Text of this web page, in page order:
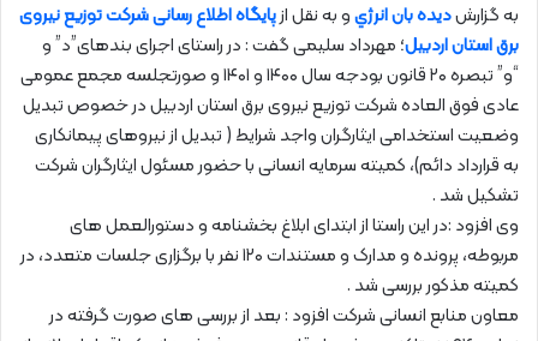
به گزارشدیده بان انرژيو به نقل ازپایگاه اطلاع رسانی شرکت توزیع نیروی
برق استان اردبیل؛ مهرداد سلیمی گفت : در راستای اجرای بندهای”د” و
“و” تبصره ۲۰ قانون بودجه سال ۱۴۰۰ و ۱۴۰۱ و صورتجلسه مجمع عمومی
عادی فوق العاده شرکت توزیع نیروی برق استان اردبیل در خصوص تبدیل
وضعیت استخدامی ایثارگران واجد شرایط ( تبدیل از نیروهای پیمانکاری
به قرارداد دائم)، کمیته سرمایه انسانی با حضور مسئول ایثارگران شرکت
تشکیل شد .
وی افزود :در این راستا از ابتدای ابلاغ بخشنامه و دستورالعمل های
مربوطه، پرونده و مدارک و مستندات ۱۲۰ نفر با برگزاری جلسات متعدد، در
کمیته مذکور بررسی شد .
معاون منابع انسانی شرکت افزود : بعد از بررسی های صورت گرفته در